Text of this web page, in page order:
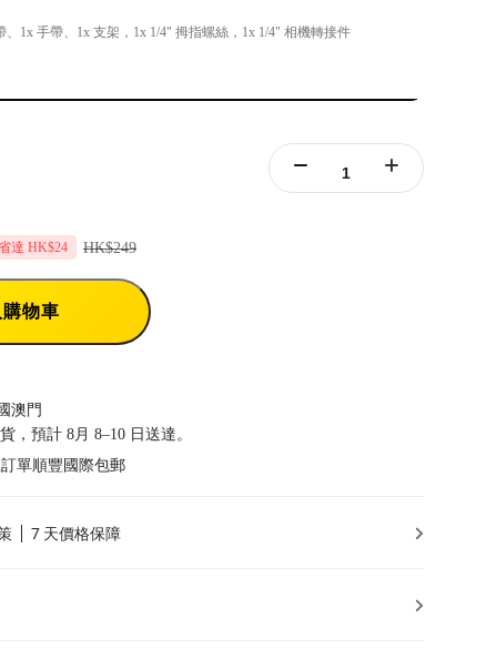
、1x 手帶、1x 支架，1x 1/4" 拇指螺絲，1x 1/4" 相機轉接件
達 HK$24 HK$249
物車
澳門
，預計 8月 8–10 日送達。
單順豐國際包郵
7 天價格保障